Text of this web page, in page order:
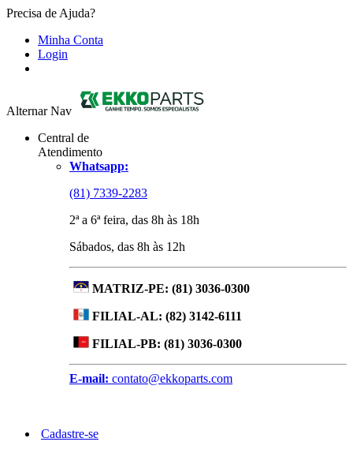
Precisa de Ajuda?
Minha Conta
Login
Alternar Nav
Central de
Atendimento
Whatsapp:
(81) 7339-2283
2ª a 6ª feira, das 8h às 18h
Sábados, das 8h às 12h
MATRIZ-PE: (81) 3036-0300
FILIAL-AL: (82) 3142-6111
FILIAL-PB: (81) 3036-0300
E-mail: contato@ekkoparts.com
Cadastre-se